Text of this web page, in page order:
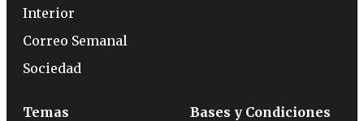
Interior
Correo Semanal
Sociedad
Temas
Bases y Condiciones